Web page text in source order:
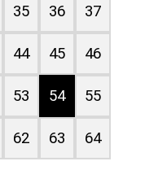
35 36 37
44 45 46
53 54 55
62 63 64